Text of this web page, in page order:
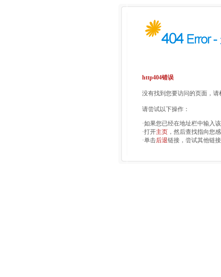
http404错误
没有找到您要访问的页面，
请尝试以下操作：
·如果您已经在地址栏中输入
·打开主页 ，然后查找指向您
·单击后退链接，尝试其他链